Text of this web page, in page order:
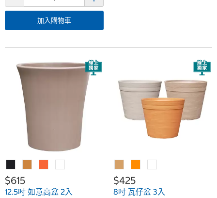
加入購物車
$615
12.5吋 如意高盆 2入
$425
8吋 瓦仔盆 3入